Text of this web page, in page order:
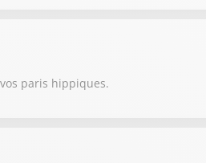
paris hippiques.